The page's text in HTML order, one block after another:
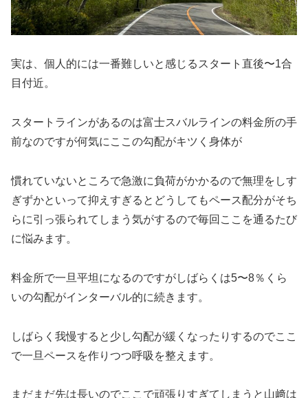
実は、個人的には一番難しいと感じるスタート直後〜1合
目付近。
スタートラインがあるのは富士スバルラインの料金所の手
前なのですが何気にここの勾配がキツく身体が
慣れていないところで急激に負荷がかかるので無理をしす
ぎずかといって抑えすぎるとどうしてもペース配分がそち
らに引っ張られてしまう気がするので毎回ここを通るたび
に悩みます。
料金所で一旦平坦になるのですがしばらくは5〜8％くら
いの勾配がインターバル的に続きます。
しばらく我慢すると少し勾配が緩くなったりするのでここ
で一旦ペースを作りつつ呼吸を整えます。
まだまだ先は長いのでここで頑張りすぎてしまうと山﨑は